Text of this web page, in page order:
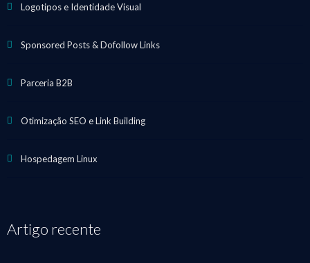
Logotipos e Identidade Visual
Sponsored Posts & Dofollow Links
Parceria B2B
Otimização SEO e Link Building
Hospedagem Linux
Artigo recente